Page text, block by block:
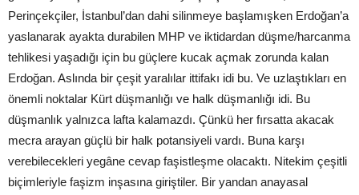
Perinçekçiler, İstanbul’dan dahi silinmeye başlamışken Erdoğan’a
yaslanarak ayakta durabilen MHP ve iktidardan düşme/harcanma
tehlikesi yaşadığı için bu güçlere kucak açmak zorunda kalan
Erdoğan. Aslında bir çeşit yaralılar ittifakı idi bu. Ve uzlaştıkları en
önemli noktalar Kürt düşmanlığı ve halk düşmanlığı idi. Bu
düşmanlık yalnızca lafta kalamazdı. Çünkü her fırsatta akacak
mecra arayan güçlü bir halk potansiyeli vardı. Buna karşı
verebilecekleri yegâne cevap faşistleşme olacaktı. Nitekim çeşitli
biçimleriyle faşizm inşasına giriştiler. Bir yandan anayasal